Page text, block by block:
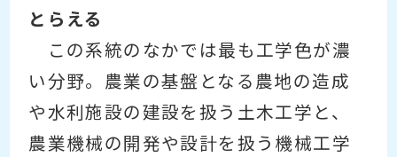
とらえる
この系統のなかでは最も工学色が濃
い分野。農業の基盤となる農地の造成
や水利施設の建設を扱う土木工学と、
農業機械の開発や設計を扱う機械工学